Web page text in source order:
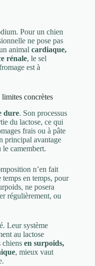
Pour un chien
ne pose pas
animal cardiaque,
rénale, le sel
est à
concrètes
dure. Son processus
du lactose, ce qui
frais ou à pâte
principal avantage
camembert.
n’en fait
en temps, pour
ne posera
régulièrement, ou
Leur système
au lactose
chiens en surpoids,
, mieux vaut